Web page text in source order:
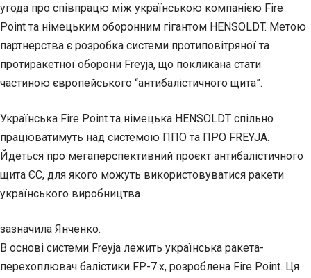
угода про співпрацю між українською компанією Fire
Point та німецьким оборонним гігантом HENSOLDT. Метою
партнерства є розробка системи протиповітряної та
протиракетної оборони Freyja, що покликана стати
частиною європейського “антибалістичного щита”.
Українська Fire Point та німецька HENSOLDT спільно
працюватимуть над системою ППО та ПРО FREYJA.
Йдеться про мегаперспективний проєкт антибалістичного
щита ЄС, для якого можуть використовуватися ракети
українського виробництва
зазначила Янченко.
В основі системи Freyja лежить українська ракета-
перехоплювач балістики FP-7.x, розроблена Fire Point. Ця